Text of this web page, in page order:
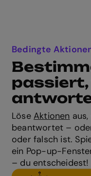
Bedingte
passiert,
Löse Aktionen
beantwortet –
oder falsch ist.
ein Pop-up-
– du entscheidest!